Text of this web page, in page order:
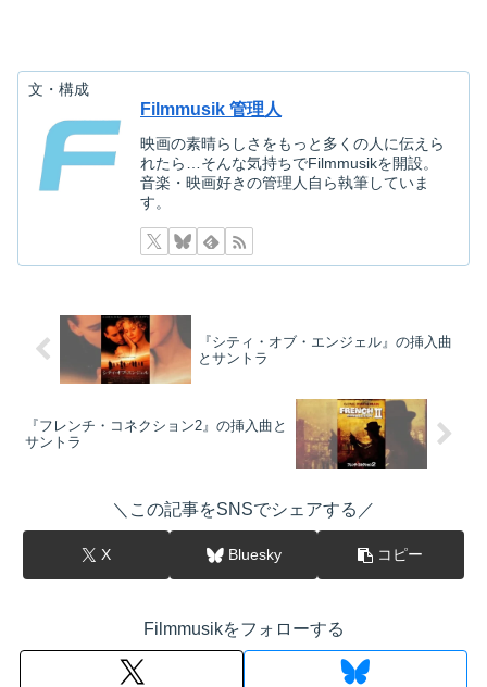
文・構成
Filmmusik 管理人
映画の素晴らしさをもっと多くの人に伝えら
れたら…そんな気持ちでFilmmusikを開設。
音楽・映画好きの管理人自ら執筆していま
す。
『シティ・オブ・エンジェル』の挿入曲
とサントラ
『フレンチ・コネクション2』の挿入曲と
サントラ
＼この記事をSNSでシェアする／
X Bluesky コピー
Filmmusikをフォローする
映画を探す
下記を選択して絞り込み検索もできます